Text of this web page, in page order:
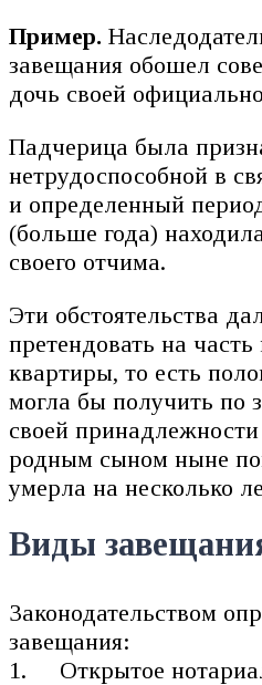
Пример.
завещания обошел
дочь своей
Падчерица была
нетрудоспособной в
и определенный
(больше года)
своего отчима.
Эти обстоятельства
претендовать на
квартиры, то есть
могла бы получить по
своей
родным сыном ныне
умерла на несколько
Виды
Законодательством
завещания:
Открытое